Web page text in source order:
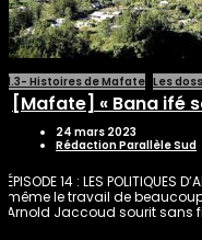
1.3- Histoires de Mafate Les
[Mafate] « Bana ifé
24 mars 2023
Rédaction Parallèle Sud
ÉPISODE 14 : LES POLITIQUES
même le travail de
Arnold Jaccoud sourit sans